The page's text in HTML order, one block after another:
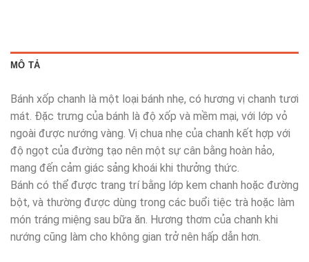
MÔ TẢ
Bánh xốp chanh là một loại bánh nhẹ, có hương vị chanh tươi
mát. Đặc trưng của bánh là độ xốp và mềm mại, với lớp vỏ
ngoài được nướng vàng. Vị chua nhẹ của chanh kết hợp với
độ ngọt của đường tạo nên một sự cân bằng hoàn hảo,
mang đến cảm giác sảng khoái khi thưởng thức.
Bánh có thể được trang trí bằng lớp kem chanh hoặc đường
bột, và thường được dùng trong các buổi tiệc trà hoặc làm
món tráng miệng sau bữa ăn. Hương thơm của chanh khi
nướng cũng làm cho không gian trở nên hấp dẫn hơn.